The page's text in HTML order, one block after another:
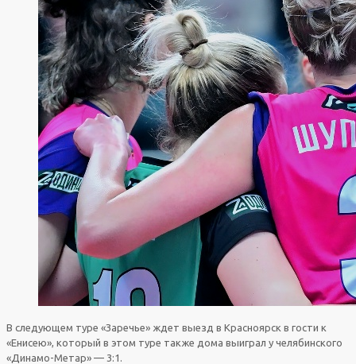
В следующем туре «Заречье» ждет выезд в Красноярск в гости к
«Енисею», который в этом туре также дома выиграл у челябинского
«Динамо-Метар» — 3:1.